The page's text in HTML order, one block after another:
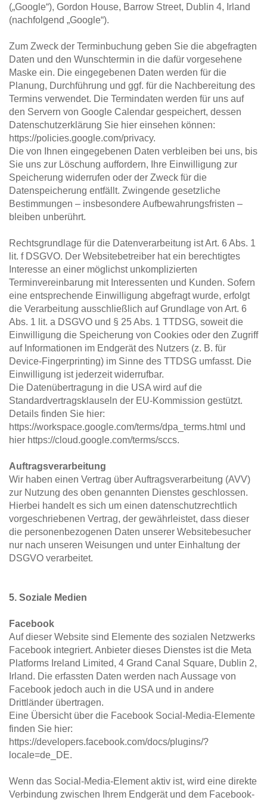
(„Google“), Gordon House, Barrow Street, Dublin 4, Irland
(nachfolgend „Google“).
Zum Zweck der Terminbuchung geben Sie die abgefragten
Daten und den Wunschtermin in die dafür vorgesehene
Maske ein. Die eingegebenen Daten werden für die
Planung, Durchführung und ggf. für die Nachbereitung des
Termins verwendet. Die Termindaten werden für uns auf
den Servern von Google Calendar gespeichert, dessen
Datenschutzerklärung Sie hier einsehen können:
https://policies.google.com/privacy.
Die von Ihnen eingegebenen Daten verbleiben bei uns, bis
Sie uns zur Löschung auffordern, Ihre Einwilligung zur
Speicherung widerrufen oder der Zweck für die
Datenspeicherung entfällt. Zwingende gesetzliche
Bestimmungen – insbesondere Aufbewahrungsfristen –
bleiben unberührt.
Rechtsgrundlage für die Datenverarbeitung ist Art. 6 Abs. 1
lit. f DSGVO. Der Websitebetreiber hat ein berechtigtes
Interesse an einer möglichst unkomplizierten
Terminvereinbarung mit Interessenten und Kunden. Sofern
eine entsprechende Einwilligung abgefragt wurde, erfolgt
die Verarbeitung ausschließlich auf Grundlage von Art. 6
Abs. 1 lit. a DSGVO und § 25 Abs. 1 TTDSG, soweit die
Einwilligung die Speicherung von Cookies oder den Zugriff
auf Informationen im Endgerät des Nutzers (z. B. für
Device-Fingerprinting) im Sinne des TTDSG umfasst. Die
Einwilligung ist jederzeit widerrufbar.
Die Datenübertragung in die USA wird auf die
Standardvertragsklauseln der EU-Kommission gestützt.
Details finden Sie hier:
https://workspace.google.com/terms/dpa_terms.html und
hier https://cloud.google.com/terms/sccs.
Auftragsverarbeitung
Wir haben einen Vertrag über Auftragsverarbeitung (AVV)
zur Nutzung des oben genannten Dienstes geschlossen.
Hierbei handelt es sich um einen datenschutzrechtlich
vorgeschriebenen Vertrag, der gewährleistet, dass dieser
die personenbezogenen Daten unserer Websitebesucher
nur nach unseren Weisungen und unter Einhaltung der
DSGVO verarbeitet.
5. Soziale Medien
Facebook
Auf dieser Website sind Elemente des sozialen Netzwerks
Facebook integriert. Anbieter dieses Dienstes ist die Meta
Platforms Ireland Limited, 4 Grand Canal Square, Dublin 2,
Irland. Die erfassten Daten werden nach Aussage von
Facebook jedoch auch in die USA und in andere
Drittländer übertragen.
Eine Übersicht über die Facebook Social-Media-Elemente
finden Sie hier:
https://developers.facebook.com/docs/plugins/?
locale=de_DE.
Wenn das Social-Media-Element aktiv ist, wird eine direkte
Verbindung zwischen Ihrem Endgerät und dem Facebook-